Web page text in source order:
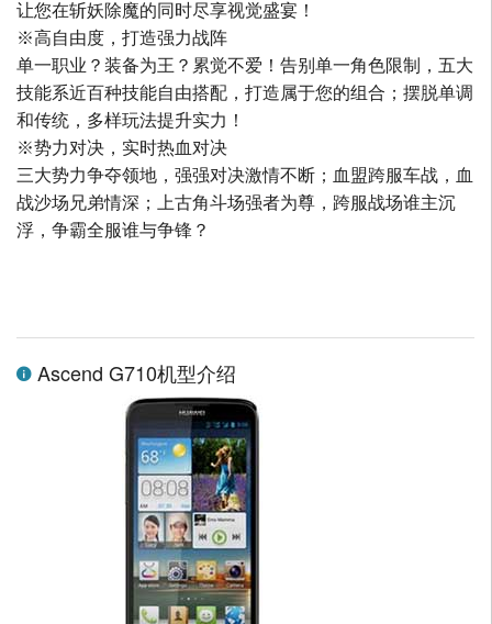
让您在斩妖除魔的同时尽享视觉盛宴！
※高自由度，打造强力战阵
单一职业？装备为王？累觉不爱！告别单一角色限制，五大
技能系近百种技能自由搭配，打造属于您的组合；摆脱单调
和传统，多样玩法提升实力！
※势力对决，实时热血对决
三大势力争夺领地，强强对决激情不断；血盟跨服车战，血
战沙场兄弟情深；上古角斗场强者为尊，跨服战场谁主沉
浮，争霸全服谁与争锋？
Ascend G710机型介绍